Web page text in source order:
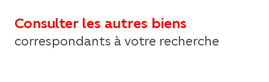
Consulter les autres biens
correspondants à votre recherche